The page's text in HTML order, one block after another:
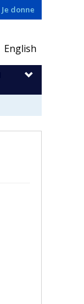
Je donne
English